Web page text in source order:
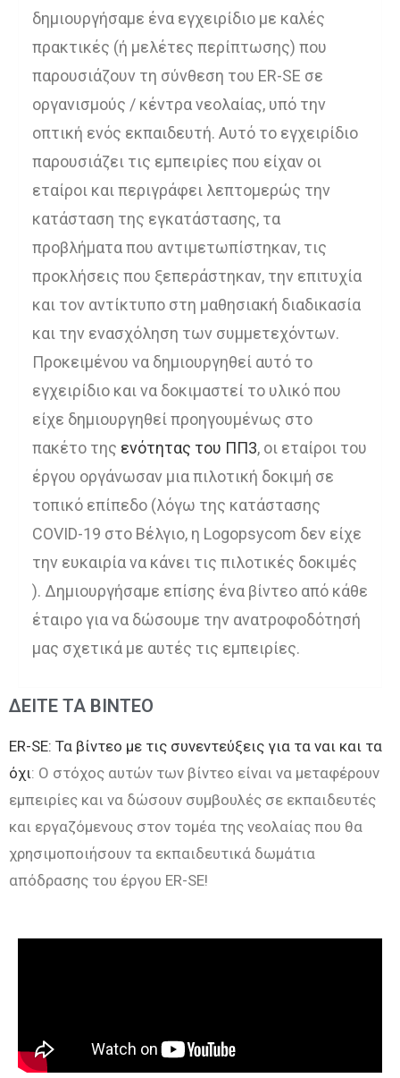
δημιουργήσαμε ένα εγχειρίδιο με καλές
πρακτικές (ή μελέτες περίπτωσης) που
παρουσιάζουν τη σύνθεση του ER-SE σε
οργανισμούς / κέντρα νεολαίας, υπό την
οπτική ενός εκπαιδευτή. Αυτό το εγχειρίδιο
παρουσιάζει τις εμπειρίες που είχαν οι
εταίροι και περιγράφει λεπτομερώς την
κατάσταση της εγκατάστασης, τα
προβλήματα που αντιμετωπίστηκαν, τις
προκλήσεις που ξεπεράστηκαν, την επιτυχία
και τον αντίκτυπο στη μαθησιακή διαδικασία
και την ενασχόληση των συμμετεχόντων.
Προκειμένου να δημιουργηθεί αυτό το
εγχειρίδιο και να δοκιμαστεί το υλικό που
είχε δημιουργηθεί προηγουμένως στο
πακέτο της ενότητας του ΠΠ3, οι εταίροι του
έργου οργάνωσαν μια πιλοτική δοκιμή σε
τοπικό επίπεδο (λόγω της κατάστασης
COVID-19 στο Βέλγιο, η Logopsycom δεν είχε
την ευκαιρία να κάνει τις πιλοτικές δοκιμές
). Δημιουργήσαμε επίσης ένα βίντεο από κάθε
έταιρο για να δώσουμε την ανατροφοδότησή
μας σχετικά με αυτές τις εμπειρίες.
ΔΕΙΤΕ ΤΑ ΒΙΝΤΕΟ
ER-SE: Τα βίντεο με τις συνεντεύξεις για τα ναι και τα
όχι: Ο στόχος αυτών των βίντεο είναι να μεταφέρουν
εμπειρίες και να δώσουν συμβουλές σε εκπαιδευτές
και εργαζόμενους στον τομέα της νεολαίας που θα
χρησιμοποιήσουν τα εκπαιδευτικά δωμάτια
απόδρασης του έργου ER-SE!